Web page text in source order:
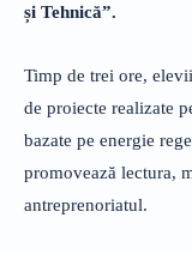
și Tehnică”.
Timp de trei ore,
de proiecte realizate
bazate pe energie
promovează lectura,
antreprenoriatul.